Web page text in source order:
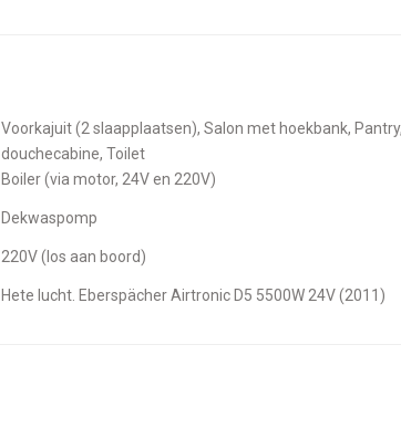
Voorkajuit (2 slaapplaatsen), Salon met hoekbank, Pantry, Achterkajuit (2 slaapplaatsen), separate
douchecabine, Toilet
Boiler (via motor, 24V en 220V)
dekwaspomp
220V (los aan boord)
hete lucht. Eberspächer Airtronic D5 5500W 24V (2011)